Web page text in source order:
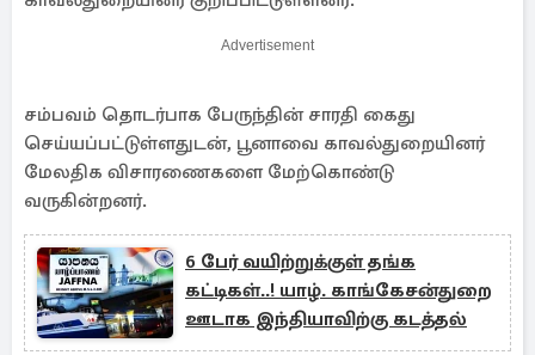
Advertisement
சம்பவம் தொடர்பாக பேருந்தின் சாரதி கைது
செய்யப்பட்டுள்ளதுடன், பூனாவை காவல்துறையினர்
மேலதிக விசாரணைகளை மேற்கொண்டு
வருகின்றனர்.
6 பேர் வயிற்றுக்குள் தங்க
கட்டிகள்..! யாழ். காங்கேசன்துறை
ஊடாக இந்தியாவிற்கு கடத்தல்